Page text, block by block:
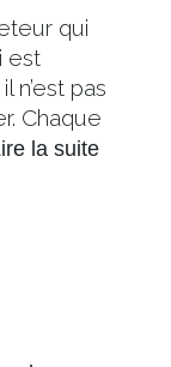
qui
est
n’est pas
Chaque
la suite